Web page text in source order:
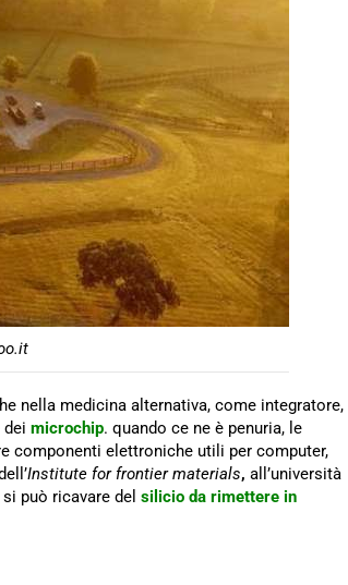
nella medicina alternativa, come integratore,
microchip. quando ce ne è penuria, le
componenti elettroniche utili per computer,
Institute for frontier materials, all’università
può ricavare del silicio da rimettere in